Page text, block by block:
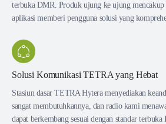
terbuka DMR. Produk ujung ke ujung
aplikasi memberi pengguna solusi yang
Solusi Komunikasi TETRA yang Hebat
Stasiun dasar TETRA Hytera menyediakan
sangat membutuhkannya, dan radio kami
dapat berkembang sesuai dengan standar